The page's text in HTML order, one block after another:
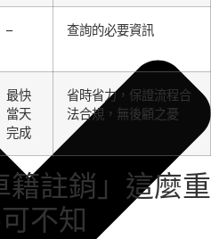
– 查詢的必要資訊
最快
當天
完成
省時省力，保證流程合
法合規，無後顧之憂
籍註銷」這麼重
不知